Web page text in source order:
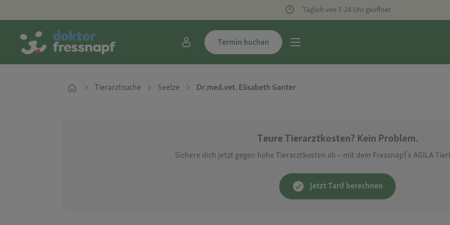
Täglich von 7-24 Uhr geöffnet
Termin buchen
Tierarztsuche Seelze Dr.med.vet. Elisabeth Ganter
Teure Tierarztkosten? Kein Problem.
Sichere dich jetzt gegen hohe Tierarztkosten ab – mit dem Fressnapf x AGILA
Jetzt Tarif berechnen